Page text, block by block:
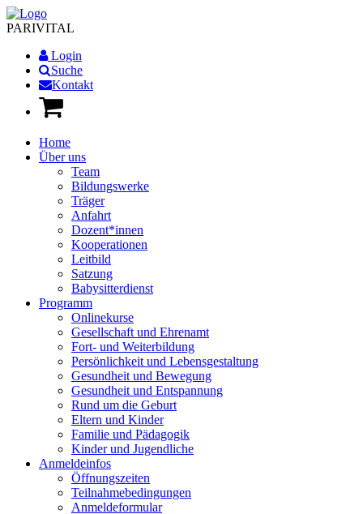
PARIVITAL
Login
Suche
Kontakt
Home
Über uns
Team
Bildungswerke
Träger
Anfahrt
Dozent*innen
Kooperationen
Leitbild
Satzung
Babysitterdienst
Programm
Onlinekurse
Gesellschaft und Ehrenamt
Fort- und Weiterbildung
Persönlichkeit und Lebensgestaltung
Gesundheit und Bewegung
Gesundheit und Entspannung
Rund um die Geburt
Eltern und Kinder
Familie und Pädagogik
Kinder und Jugendliche
Anmeldeinfos
Öffnungszeiten
Teilnahmebedingungen
Anmeldeformular